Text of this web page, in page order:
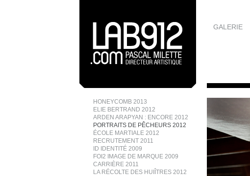
HONEYCOMB 2013
ELIE BERTRAND 2012
ARDEN ARAPYAN : ENCORE 2012
PORTRAITS DE PÊCHEURS 2012
ÉCOLE MARTIALE 2012
RECRUTEMENT 2011
ID IDENTITÉ 2009
FOI2 IMAGE DE MARQUE 2009
CARRIÈRE 2011
LA RÉCOLTE DES HUIÎTRES 2012
GALERIE